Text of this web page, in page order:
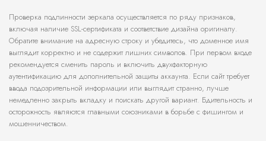
Проверка подлинности зеркала осуществляется по ряду признаков,
включая наличие SSL-сертификата и соответствие дизайна оригиналу.
Обратите внимание на адресную строку и убедитесь, что доменное имя
выглядит корректно и не содержит лишних символов. При первом входе
рекомендуется сменить пароль и включить двухфакторную
аутентификацию для дополнительной защиты аккаунта. Если сайт требует
ввода подозрительной информации или выглядит странно, лучше
немедленно закрыть вкладку и поискать другой вариант. Бдительность и
осторожность являются главными союзниками в борьбе с фишингом и
мошенничеством.